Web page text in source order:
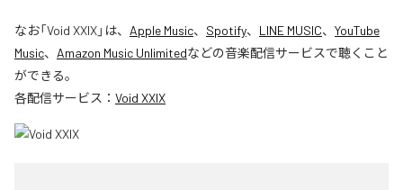
なお「Void XXIX」は、 Apple Music、 Spotify、 LINE MUSIC、 YouTube
Music、 Amazon Music Unlimitedなどの音楽配信サービスで聴くこと
ができる。
各配信サービス： Void XXIX